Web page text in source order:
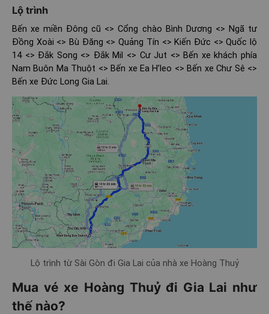
Lộ trình
Bến xe miền Đông cũ <> Cổng chào Bình Dương <> Ngã tư
Đồng Xoài <> Bù Đăng <> Quảng Tín <> Kiến Đức <> Quốc lộ
14 <> Đắk Song <> Đắk Mil <> Cư Jut <> Bến xe khách phía
Nam Buôn Ma Thuột <> Bến xe Ea H’leo <> Bến xe Chư Sê <>
Bến xe Đức Long Gia Lai.
Lộ trình từ Sài Gòn đi Gia Lai của nhà xe Hoàng Thuỷ
Mua vé xe Hoàng Thuỷ đi Gia Lai như
thế nào?